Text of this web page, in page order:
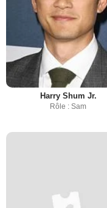
Harry Shum Jr.
Rôle : Sam